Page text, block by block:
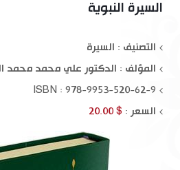
السيرة النبوية
التصنيف : السيرة
المؤلف : الدكتور علي محمد محمد
ISBN : 978-9953-520-62-9
السعر : $ 20.00